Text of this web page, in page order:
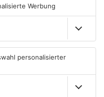
Waldbrandgefahr im
Primaveraland bleibt